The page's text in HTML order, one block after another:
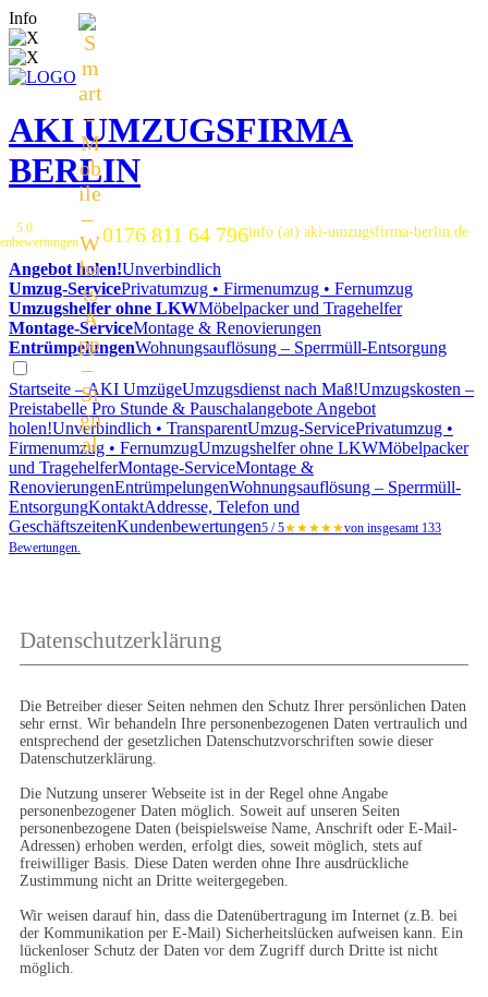
Info
AKI UMZUGSFIRMA
BERLIN
5.0
0176 811 64 796info (at) aki-umzugsfirma-berlin.de
Angebot holen!Unverbindlich
Umzug-ServicePrivatumzug • Firmenumzug • Fernumzug
Umzugshelfer ohne LKWMöbelpacker und Tragehelfer
Montage-ServiceMontage & Renovierungen
EntrümpelungenWohnungsauflösung – Sperrmüll-Entsorgung
Startseite – AKI UmzügeUmzugsdienst nach Maß!Umzugskosten –
Preistabelle Pro Stunde & Pauschalangebote Angebot
holen!Unverbindlich • TransparentUmzug-ServicePrivatumzug •
Firmenumzug • FernumzugUmzugshelfer ohne LKWMöbelpacker
und TragehelferMontage-ServiceMontage &
RenovierungenEntrümpelungenWohnungsauflösung – Sperrmüll-
EntsorgungKontaktAddresse, Telefon und
GeschäftszeitenKundenbewertungen5 / 5★★★★★von insgesamt 133
Bewertungen.
Datenschutzerklärung
Die Betreiber dieser Seiten nehmen den Schutz Ihrer persönlichen Daten
sehr ernst. Wir behandeln Ihre personenbezogenen Daten vertraulich und
entsprechend der gesetzlichen Datenschutzvorschriften sowie dieser
Datenschutzerklärung.
Die Nutzung unserer Webseite ist in der Regel ohne Angabe
personenbezogener Daten möglich. Soweit auf unseren Seiten
personenbezogene Daten (beispielsweise Name, Anschrift oder E-Mail-
Adressen) erhoben werden, erfolgt dies, soweit möglich, stets auf
freiwilliger Basis. Diese Daten werden ohne Ihre ausdrückliche
Zustimmung nicht an Dritte weitergegeben.
Wir weisen darauf hin, dass die Datenübertragung im Internet (z.B. bei
der Kommunikation per E-Mail) Sicherheitslücken aufweisen kann. Ein
lückenloser Schutz der Daten vor dem Zugriff durch Dritte ist nicht
möglich.